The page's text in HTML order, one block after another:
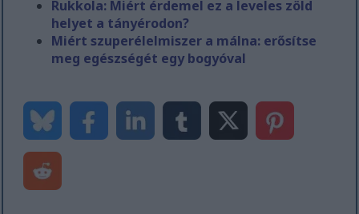
Rukkola: Miért érdemel ez a leveles zöld
helyet a tányérodon?
Miért szuperélelmiszer a málna: erősítse
meg egészségét egy bogyóval